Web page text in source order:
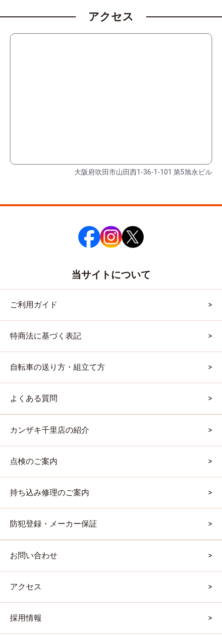
アクセス
大阪府吹田市山田西1-36-1-101 第5旭永ビル
当サイトについて
ご利用ガイド
特商法に基づく表記
自転車の送り方・組立て方
よくある質問
カンザキ千里店の紹介
点検のご案内
持ち込み修理のご案内
防犯登録・メーカー保証
お問い合わせ
アクセス
採用情報